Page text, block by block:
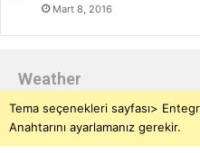
Mart 8, 2016
Weather
Tema seçenekleri sayfası>
Anahtarını ayarlamanız gerekir.